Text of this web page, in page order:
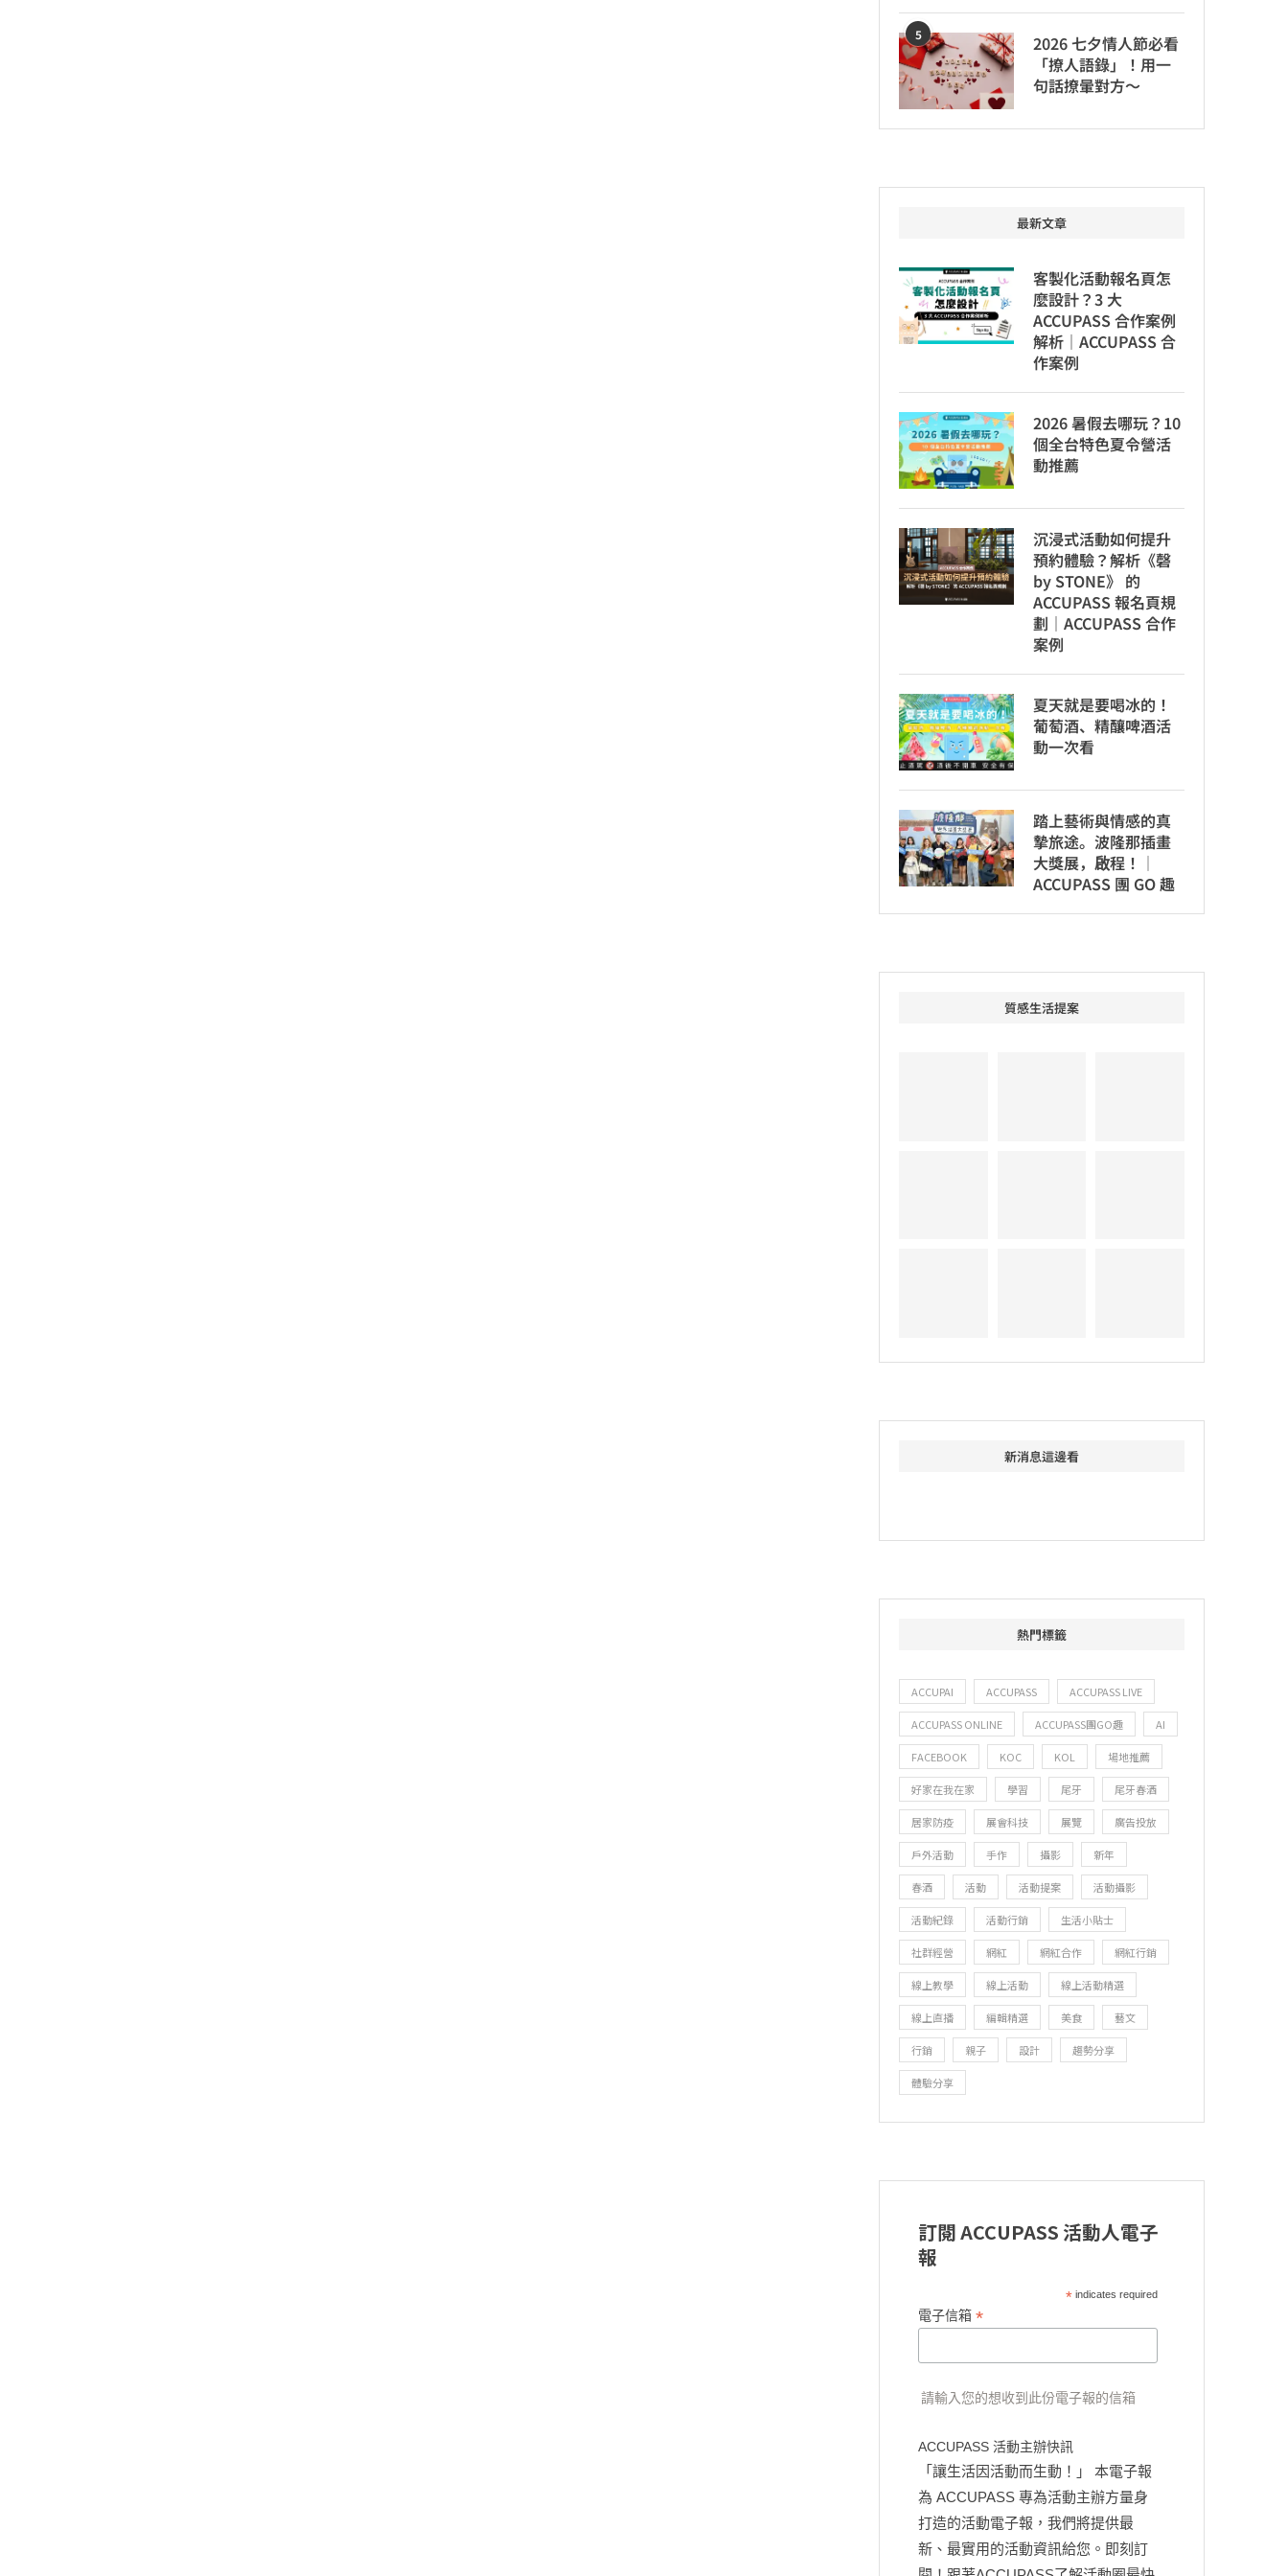
5
2026 七夕情人節必看
「撩人語錄」！用一
句話撩暈對方～
最新文章
客製化活動報名頁怎
麼設計？3 大
ACCUPASS 合作案例
解析｜ACCUPASS 合
作案例
2026 暑假去哪玩？10
個全台特色夏令營活
動推薦
沉浸式活動如何提升
預約體驗？解析《磬
by STONE》 的
ACCUPASS 報名頁規
劃｜ACCUPASS 合作
案例
夏天就是要喝冰的！
葡萄酒、精釀啤酒活
動一次看
踏上藝術與情感的真
摯旅途。波隆那插畫
大獎展，啟程！│
ACCUPASS 團 GO 趣
質感生活提案
新消息這邊看
熱門標籤
ACCUPAI ACCUPASS ACCUPASS LIVE
ACCUPASS ONLINE ACCUPASS團GO趣 AI
FACEBOOK KOC KOL 場地推薦
好家在我在家 學習 尾牙 尾牙春酒
居家防疫 展會科技 展覽 廣告投放
戶外活動 手作 攝影 新年
春酒 活動 活動提案 活動攝影
活動紀錄 活動行銷 生活小貼士
社群經營 網紅 網紅合作 網紅行銷
線上教學 線上活動 線上活動精選
線上直播 編輯精選 美食 藝文
行銷 親子 設計 趨勢分享
體驗分享
訂閱 ACCUPASS 活動人電子
報
*indicates required
電子信箱 *
請輸入您的想收到此份電子報的信箱
ACCUPASS 活動主辦快訊
「讓生活因活動而生動！」 本電子報
為 ACCUPASS 專為活動主辦方量身
打造的活動電子報，我們將提供最
新、最實用的活動資訊給您。即刻訂